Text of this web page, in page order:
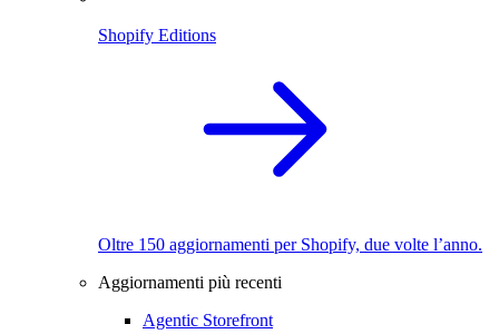
Shopify Editions
Oltre 150 aggiornamenti per Shopify, due volte l’anno.
Aggiornamenti più recenti
Agentic Storefront